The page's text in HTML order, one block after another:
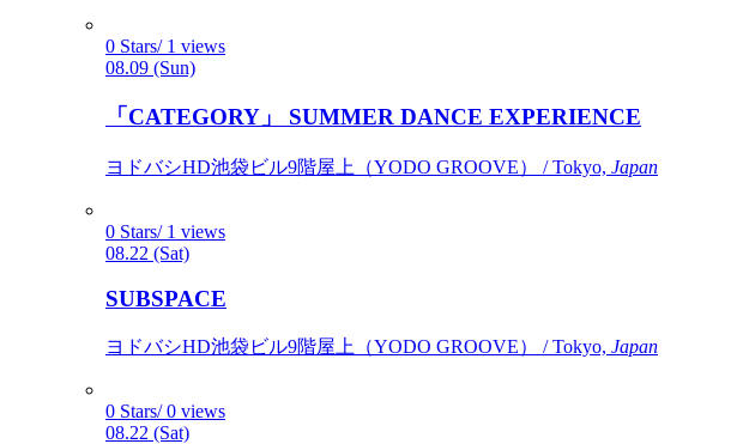
0 Stars/ 1 views
08.09 (Sun)
「CATEGORY」 SUMMER DANCE EXPERIENCE
ヨドバシHD池袋ビル9階屋上（YODO GROOVE） / Tokyo, Japan
0 Stars/ 1 views
08.22 (Sat)
SUBSPACE
ヨドバシHD池袋ビル9階屋上（YODO GROOVE） / Tokyo, Japan
0 Stars/ 0 views
08.22 (Sat)